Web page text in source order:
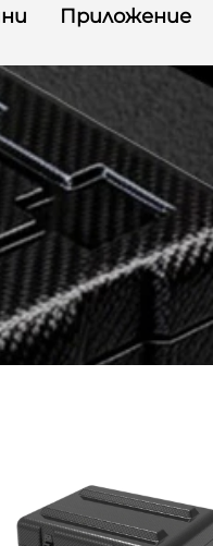
Приложение